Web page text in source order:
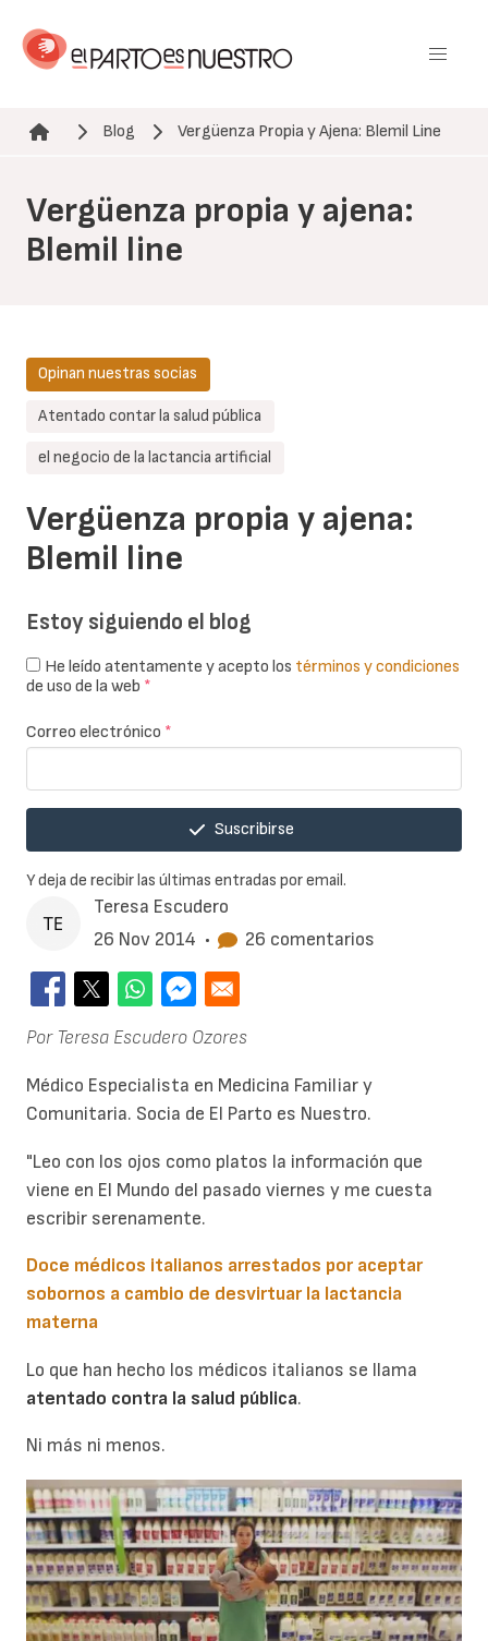
contenido
Ruta de navegación
Blog Vergüenza Propia y Ajena: Blemil Line
Vergüenza propia y ajena:
Blemil line
Teresa Escudero
26 Nov 2014 • 26 comentarios
Vergüenza propia y ajena:
Blemil line
Opinan nuestras socias
Atentado contar la salud pública
el negocio de la lactancia artificial
Por Teresa Escudero Ozores
Médico Especialista en Medicina Familiar y
Comunitaria. Socia de El Parto es Nuestro.
"Leo con los ojos como platos la información que
viene en El Mundo del pasado viernes y me cuesta
escribir serenamente.
Doce médicos italianos arrestados por aceptar
sobornos a cambio de desvirtuar la lactancia
materna
Lo que han hecho los médicos italianos se llama
atentado contra la salud pública.
Ni más ni menos.
Estoy siguiendo el blog
He leído atentamente y acepto los términos y condiciones
de uso de la web *
Correo electrónico *
Suscribirse
Y deja de recibir las últimas entradas por email.